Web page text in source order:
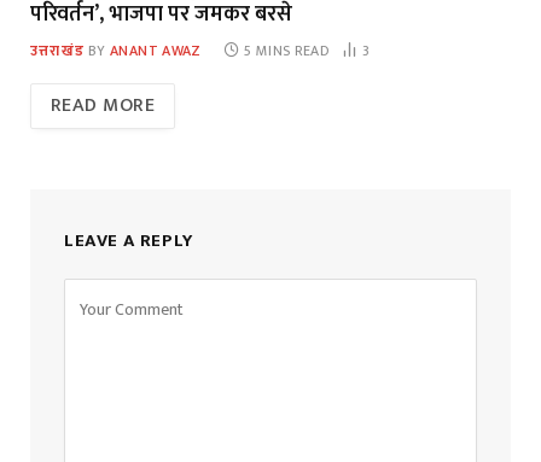
परिवर्तन’, भाजपा पर जमकर बरसे
उत्तराखंड BY ANANT AWAZ 5 MINS READ 3
READ MORE
LEAVE A REPLY